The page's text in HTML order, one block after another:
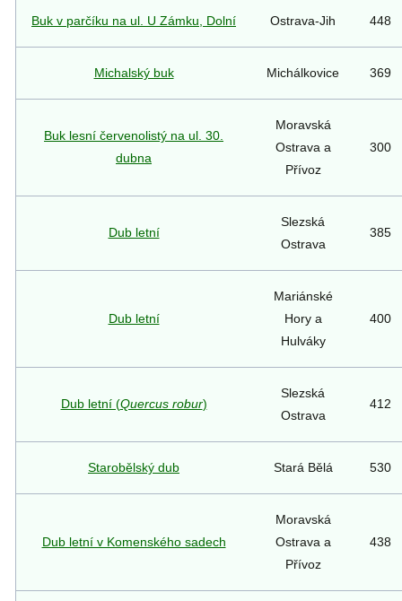
Buk v parčíku na ul. U Zámku, Dolní Ostrava-Jih 448
Michalský buk Michálkovice 369
Buk lesní červenolistý na ul. 30.
dubna
Moravská
Ostrava a
Přívoz
300
Dub letní
Slezská
Ostrava
385
Dub letní
Mariánské
Hory a
Hulváky
400
Dub letní (Quercus robur)
Slezská
Ostrava
412
Starobělský dub Stará Bělá 530
Dub letní v Komenského sadech
Moravská
Ostrava a
Přívoz
438